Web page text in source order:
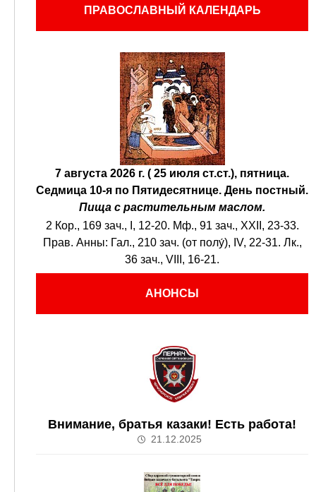
ПРАВОСЛАВНЫЙ КАЛЕНДАРЬ
7 августа 2026 г. ( 25 июля ст.ст.), пятница.
Седмица 10-я по Пятидесятнице. День постный.
Пища с растительным маслом.
2 Кор., 169 зач., I, 12-20. Мф., 91 зач., XXII, 23-33.
Прав. Анны: Гал., 210 зач. (от полу́), IV, 22-31. Лк.,
36 зач., VIII, 16-21.
АНОНСЫ
Внимание, братья казаки! Есть работа!
21.12.2025